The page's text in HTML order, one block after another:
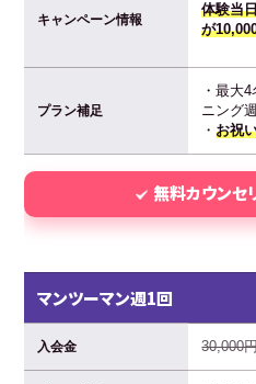
キャンペーン情報
体験当
が
プラン補足
・最大
ニング
・お祝
無料カウンセ
マンツーマン週1回
入会金 30,000